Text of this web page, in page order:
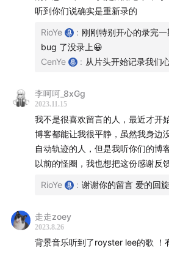
TOPIC I 时间 vs金钱
17:12
I 「当我看到这些新闻标题的时
I 「朋友圈就像是一个嘈杂的
I 没有清理前，我们各自读了
I 「公众号不一样的是，它其实
听到你们说确实是重新录的
RioYe : 刚刚特别开心的录完
bug 了没录上😀
CenYe
: 从片头开始记录我们
李呵呵_8xGg
2023.11.15
我不是很喜欢留言的人，最近才开
博客都能让我很平静，虽然我身边
自动轨迹的人，但是我听你们的博
以前的怪圈，我也想把这份感谢反
RioYe : 谢谢你的留言 爱的回
走走zoey
2023.8.26
背景音乐听到了royster lee的歌 ！